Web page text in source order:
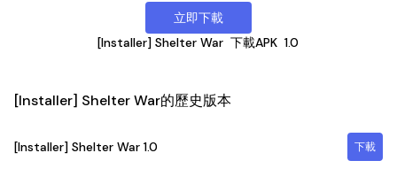
立即下載
[Installer] Shelter War 下載APK 1.0
[Installer] Shelter War的歷史版本
[Installer] Shelter War 1.0 下載